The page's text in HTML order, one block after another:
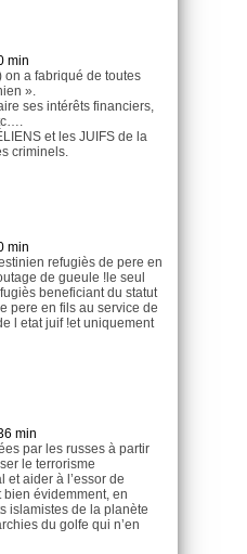
min
on a fabriqué de toutes
».
ses intérêts financiers,
et les JUIFS de la
criminels.
min
refugiès de pere en
de gueule !le seul
beneficiant du statut
pere en fils au service de
l etat juif !et uniquement
min
par les russes à partir
le terrorisme
et aider à l’essor de
bien évidemment, en
islamistes de la planète
du golfe qui n’en